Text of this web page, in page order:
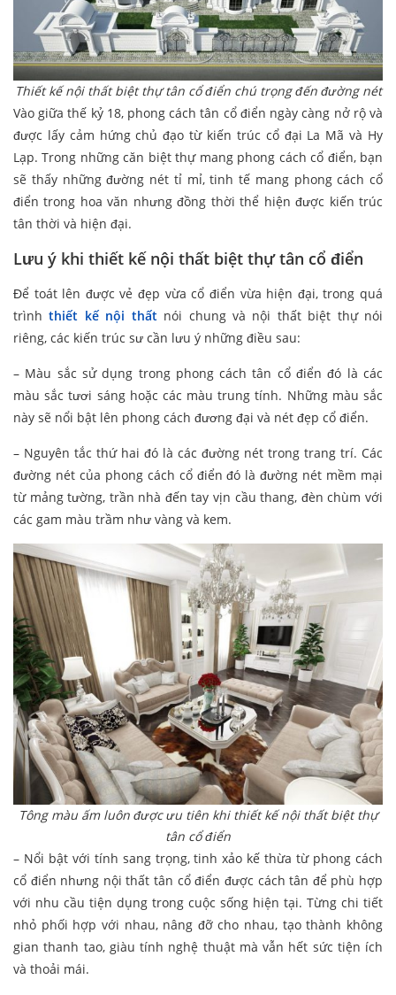
Thiết kế nội thất biệt thự tân cổ điển chú trọng đến đường nét
Vào giữa thế kỷ 18, phong cách tân cổ điển ngày càng nở rộ và
được lấy cảm hứng chủ đạo từ kiến trúc cổ đại La Mã và Hy
Lạp. Trong những căn biệt thự mang phong cách cổ điển, bạn
sẽ thấy những đường nét tỉ mỉ, tinh tế mang phong cách cổ
điển trong hoa văn nhưng đồng thời thể hiện được kiến trúc
tân thời và hiện đại.
Lưu ý khi thiết kế nội thất biệt thự tân cổ điển
Để toát lên được vẻ đẹp vừa cổ điển vừa hiện đại, trong quá
trìnhthiết kế nội thấtnói chung và nội thất biệt thự nói
riêng, các kiến trúc sư cần lưu ý những điều sau:
– Màu sắc sử dụng trong phong cách tân cổ điển đó là các
màu sắc tươi sáng hoặc các màu trung tính. Những màu sắc
này sẽ nổi bật lên phong cách đương đại và nét đẹp cổ điển.
– Nguyên tắc thứ hai đó là các đường nét trong trang trí. Các
đường nét của phong cách cổ điển đó là đường nét mềm mại
từ mảng tường, trần nhà đến tay vịn cầu thang, đèn chùm với
các gam màu trầm như vàng và kem.
Tông màu ấm luôn được ưu tiên khi thiết kế nội thất biệt thự
tân cổ điển
– Nổi bật với tính sang trọng, tinh xảo kế thừa từ phong cách
cổ điển nhưng nội thất tân cổ điển được cách tân để phù hợp
với nhu cầu tiện dụng trong cuộc sống hiện tại. Từng chi tiết
nhỏ phối hợp với nhau, nâng đỡ cho nhau, tạo thành không
gian thanh tao, giàu tính nghệ thuật mà vẫn hết sức tiện ích
và thoải mái.